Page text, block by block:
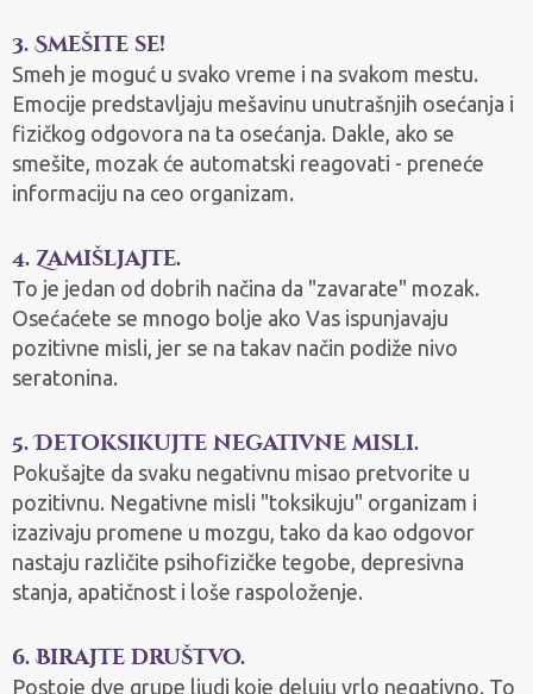
3. Smešite se!
Smeh je moguć u svako vreme i na svakom mestu.
Emocije predstavljaju mešavinu unutrašnjih osećanja i
fizičkog odgovora na ta osećanja. Dakle, ako se
smešite, mozak će automatski reagovati - preneće
informaciju na ceo organizam.
4. Zamišljajte.
To je jedan od dobrih načina da "zavarate" mozak.
Osećaćete se mnogo bolje ako Vas ispunjavaju
pozitivne misli, jer se na takav način podiže nivo
seratonina.
5. Detoksikujte negativne misli.
Pokušajte da svaku negativnu misao pretvorite u
pozitivnu. Negativne misli "toksikuju" organizam i
izazivaju promene u mozgu, tako da kao odgovor
nastaju različite psihofizičke tegobe, depresivna
stanja, apatičnost i loše raspoloženje.
6. Birajte društvo.
Postoje dve grupe ljudi koje deluju vrlo negativno. To